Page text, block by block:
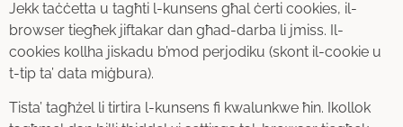
Jekk taċċetta u tagħti l-kunsens għal ċerti cookies, il-
browser tiegħek jiftakar dan għad-darba li jmiss. Il-
cookies kollha jiskadu b’mod perjodiku (skont il-cookie u
t-tip ta’ data miġbura).
Tista’ tagħżel li tirtira l-kunsens fi kwalunkwe ħin. Ikollok